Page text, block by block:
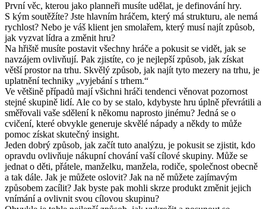
První věc, kterou jako planneři musíte udělat, je definování hry.
S kým soutěžíte? Jste hlavním hráčem, který má strukturu, ale nemá
rychlost? Nebo je váš klient jen smolařem, který musí najít způsob,
jak vyzvat lídra a změnit hru?
Na hřiště musíte postavit všechny hráče a pokusit se vidět, jak se
navzájem ovlivňují. Pak zjistíte, co je nejlepší způsob, jak získat
větší prostor na trhu. Skvělý způsob, jak najít tyto mezery na trhu, je
uplatnění techniky „vyjebání s trhem.“
Ve většině případů mají všichni hráči tendenci věnovat pozornost
stejné skupině lidí. Ale co by se stalo, kdybyste hru úplně převrátili a
směřovali vaše sdělení k někomu naprosto jinému? Jedná se o
cvičení, které obvykle generuje skvělé nápady a někdy to může
pomoc získat skutečný insight.
Jeden dobrý způsob, jak začít tuto analýzu, je pokusit se zjistit, kdo
opravdu ovlivňuje nákupní chování vaší cílové skupiny. Může se
jednat o děti, přátele, manželku, manžela, rodiče, společnost obecně
a tak dále. Jak je můžete oslovit? Jak na ně můžete zajímavým
způsobem zacílit? Jak byste pak mohli skrze produkt změnit jejich
vnímání a ovlivnit svou cílovou skupinu?